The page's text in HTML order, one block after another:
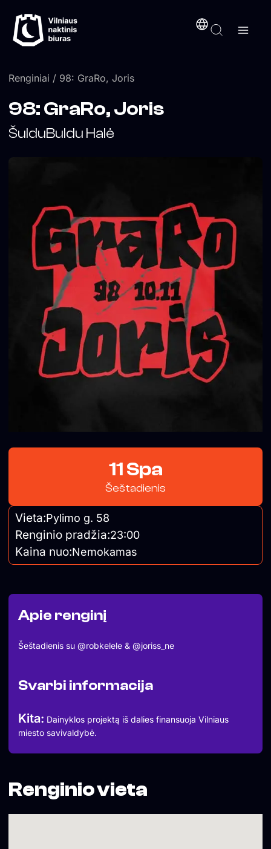
prie
turinio
Renginiai / 98: GraRo, Joris
Apie renginį
Šeštadienis su @robkelele & @joriss_ne
Svarbi informacija
Kita: Dainyklos projektą iš dalies finansuoja Vilniaus
miesto savivaldybė.
98: GraRo, Joris
ŠulduBuldu Halė
11 Spa
Šeštadienis
Vieta:Pylimo g. 58
Renginio pradžia:23:00
Kaina nuo:Nemokamas
Renginio vieta